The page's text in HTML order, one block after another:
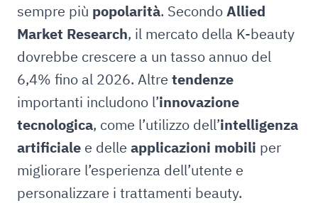
sempre più popolarità. SecondoAllied
Market Research, il mercato della K-beauty
dovrebbe crescere a un tasso annuo del
6,4% fino al 2026. Altre tendenze
importanti includono l’innovazione
tecnologica, come l’utilizzo dell’intelligenza
artificiale e delle applicazioni mobili per
migliorare l’esperienza dell’utente e
personalizzare i trattamenti beauty.